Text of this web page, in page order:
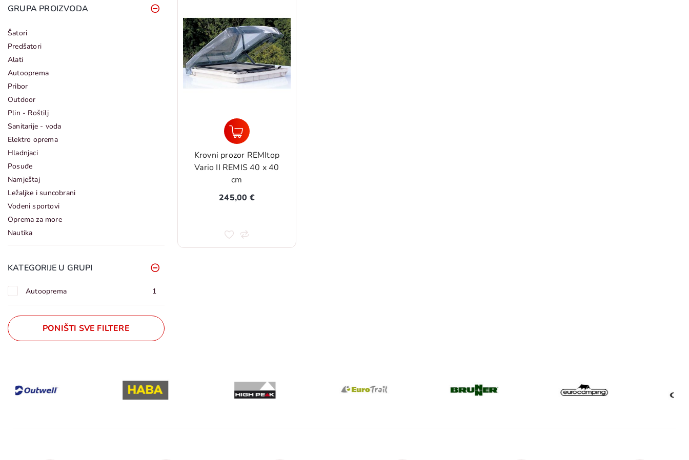
GRUPA PROIZVODA
Šatori
Predšatori
Alati
Autooprema
Pribor
Outdoor
Plin - Roštilj
Sanitarije - voda
Elektro oprema
Hladnjaci
Posuđe
Namještaj
Ležaljke i suncobrani
Vodeni sportovi
Oprema za more
Nautika
KATEGORIJE U GRUPI
Autooprema 1
PONIŠTI SVE FILTERE
Krovni prozor REMItop
Vario II REMIS 40 x 40
cm
245,00 €